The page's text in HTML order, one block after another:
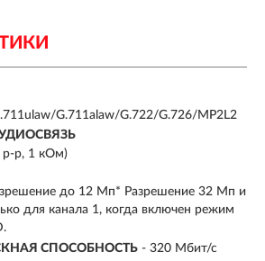
G.711alaw/G.722/G.726/MP2L2
p-p, 1 кОм)
до 12 Mп* Разрешение 32 Мп и
для канала 1, когда включен режим
СПОСОБНОСТЬ - 320 Мбит/с